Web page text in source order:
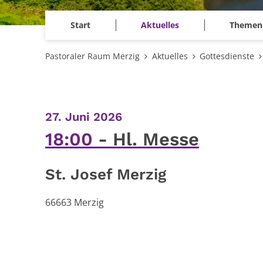
Start Aktuelles Themen
Pastoraler Raum Merzig Aktuelles Gottesdienste
27. Juni 2026:
18:00 Hl. Messe
St. Josef Merzig
66663 Merzig